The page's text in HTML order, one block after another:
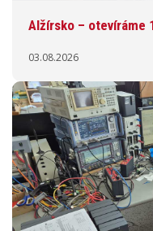
Alžírsko – otevíráme
03.08.2026